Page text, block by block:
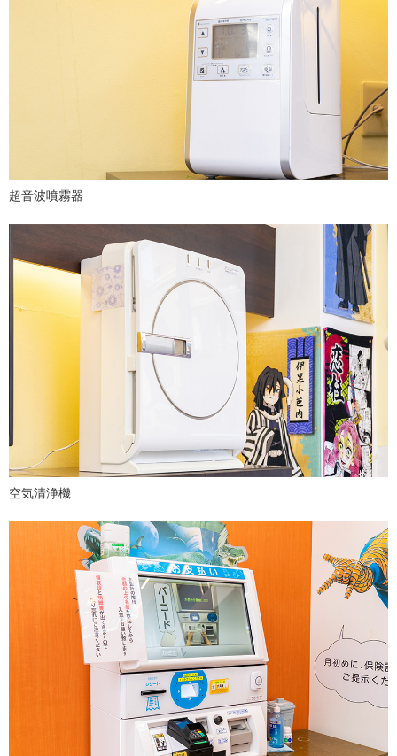
超音波噴霧器
空気清浄機